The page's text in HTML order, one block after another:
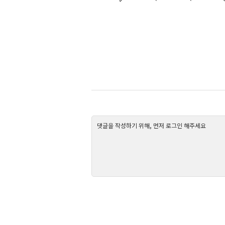
댓글을 작성하기 위해, 먼저 로그인 해주세요